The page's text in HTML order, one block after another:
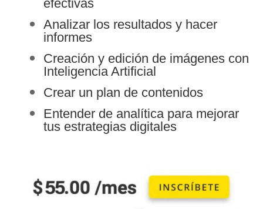
efectivas
Analizar los resultados y hacer
informes
Creación y edición de imágenes con
Inteligencia Artificial
Crear un plan de contenidos
Entender de analítica para mejorar
tus estrategias digitales